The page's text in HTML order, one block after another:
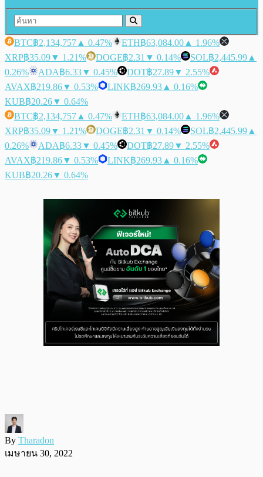
BTC฿2,134,757 ▲ 0.47% ETH฿63,084.00 ▲ 1.96%
XRP฿35.09▼ 1.21% DOGE฿2.31 ▼ 0.14% SOL฿2,445.99 ▲
0.26%
ADA฿6.33▼ 0.45% DOT฿27.89▼ 2.55%
AVAX฿219.86▼ 0.53% LINK฿269.93 ▲ 0.16%
KUB฿20.26▼ 0.64%
BTC฿2,134,757 ▲ 0.47% ETH฿63,084.00 ▲ 1.96%
XRP฿35.09▼ 1.21% DOGE฿2.31 ▼ 0.14% SOL฿2,445.99 ▲
0.26%
ADA฿6.33▼ 0.45% DOT฿27.89▼ 2.55%
AVAX฿219.86▼ 0.53% LINK฿269.93 ▲ 0.16%
KUB฿20.26▼ 0.64%
By Tharadon
เมษายน 30, 2022